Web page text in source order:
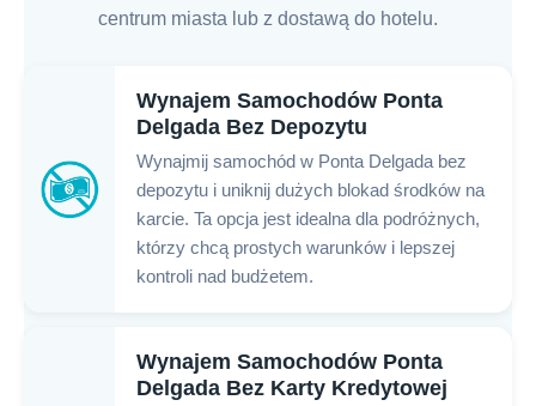
centrum miasta lub z dostawą do hotelu.
Wynajem Samochodów Ponta
Delgada Bez Depozytu
Wynajmij samochód w Ponta Delgada bez
depozytu i uniknij dużych blokad środków na
karcie. Ta opcja jest idealna dla podróżnych,
którzy chcą prostych warunków i lepszej
kontroli nad budżetem.
Wynajem Samochodów Ponta
Delgada Bez Karty Kredytowej